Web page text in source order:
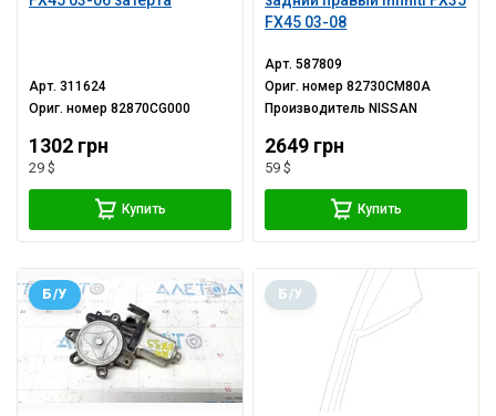
Арт.311624
Ориг. номер82870CG000
1302 грн
29 $
Купить
FX45 03-08
Арт.587809
Ориг. номер82730CM80A
ПроизводительNISSAN
2649 грн
59 $
Купить
Б/У Б/У